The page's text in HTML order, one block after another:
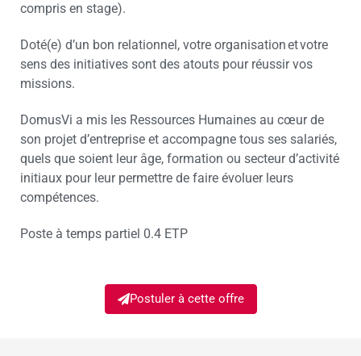
compris en stage).
Doté(e) d’un bon relationnel, votre organisation et votre
sens des initiatives sont des atouts pour réussir vos
missions.
DomusVi a mis les Ressources Humaines au cœur de
son projet d’entreprise et accompagne tous ses salariés,
quels que soient leur âge, formation ou secteur d’activité
initiaux pour leur permettre de faire évoluer leurs
compétences.
Poste à temps partiel 0.4 ETP
Postuler à cette offre